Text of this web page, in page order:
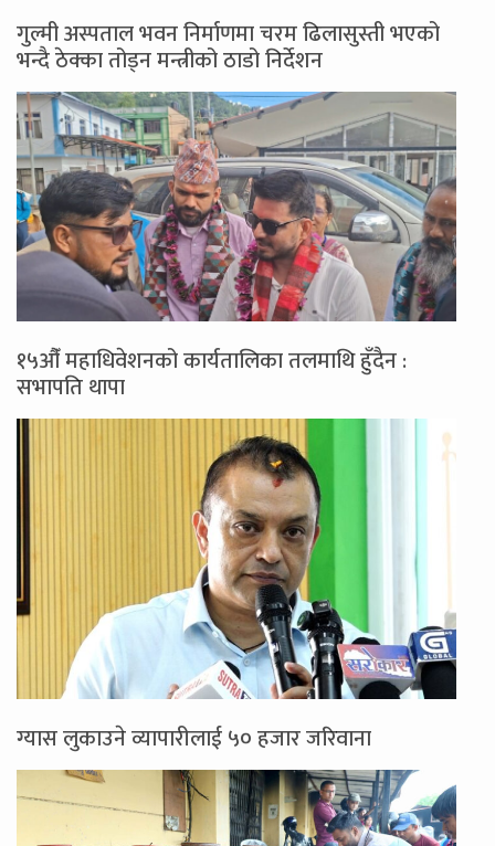
गुल्मी अस्पताल भवन निर्माणमा चरम ढिलासुस्ती भएको
भन्दै ठेक्का तोड्न मन्त्रीको ठाडो निर्देशन
१५औँ महाधिवेशनको कार्यतालिका तलमाथि हुँदैन :
सभापति थापा
ग्यास लुकाउने व्यापारीलाई ५० हजार जरिवाना